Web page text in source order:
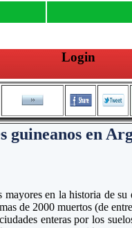
Login
guineanos en
en la historia de su
de 2000 muertos (de
enteras por los